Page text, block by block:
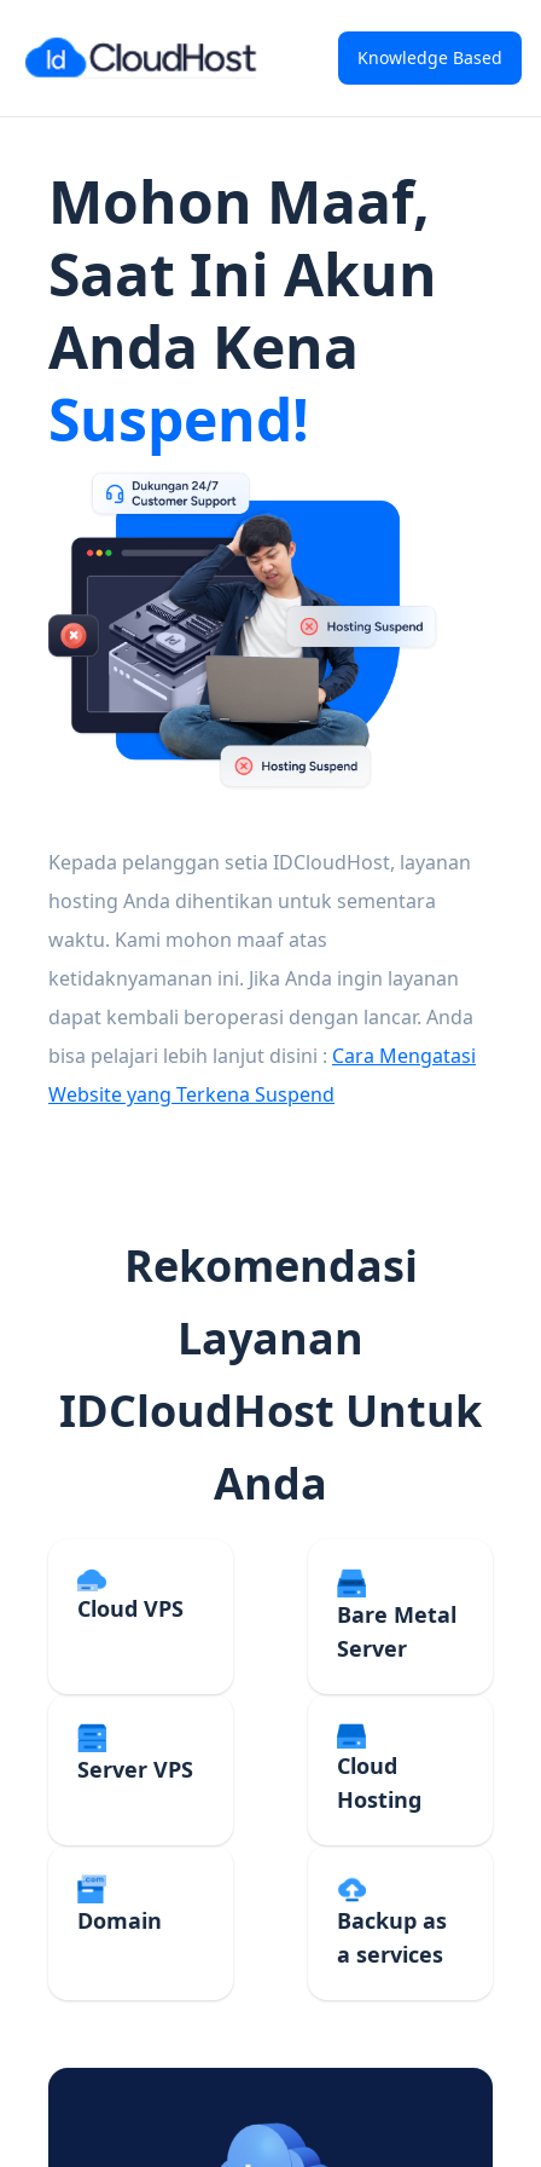
Knowledge Based
Mohon Maaf,
Saat Ini Akun
Anda Kena
Suspend!
Kepada pelanggan setia IDCloudHost, layanan
hosting Anda dihentikan untuk sementara
waktu. Kami mohon maaf atas
ketidaknyamanan ini. Jika Anda ingin layanan
dapat kembali beroperasi dengan lancar. Anda
bisa pelajari lebih lanjut disini : Cara Mengatasi
Website yang Terkena Suspend
Rekomendasi
Layanan
IDCloudHost Untuk
Anda
Cloud VPS
Bare Metal
Server
Server VPS
Cloud
Hosting
Domain
Backup as
a services